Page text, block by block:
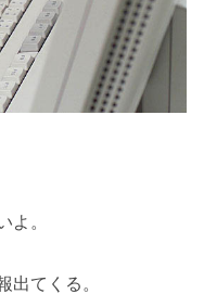
。
てくる。